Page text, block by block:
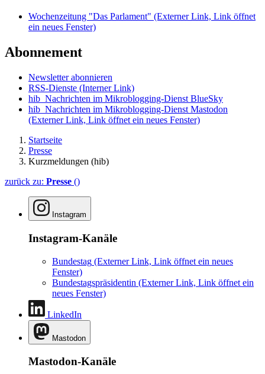
Wochenzeitung "Das Parlament" (Externer Link, Link öffnet
ein neues Fenster)
Abonnement
Newsletter abonnieren
RSS-Dienste (Interner Link)
hib_Nachrichten im Mikroblogging-Dienst BlueSky
hib_Nachrichten im Mikroblogging-Dienst Mastodon
(Externer Link, Link öffnet ein neues Fenster)
Startseite
Presse
Kurzmeldungen (hib)
zurück zu: Presse ()
Instagram
Instagram-Kanäle
Bundestag (Externer Link, Link öffnet ein neues
Fenster)
Bundestagspräsidentin (Externer Link, Link öffnet ein
neues Fenster)
LinkedIn
Mastodon
Mastodon-Kanäle